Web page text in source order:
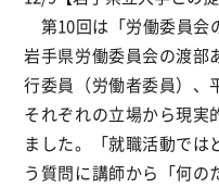
第10回は「労働委員会
岩手県労働委員会の渡部
行委員（労働者委員）、
それぞれの立場から現実
ました。「就職活動では
う質問に講師から「何の